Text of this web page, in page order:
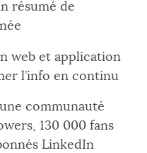
résumé de
web et application
l’info en continu
communauté
130 000 fans
LinkedIn